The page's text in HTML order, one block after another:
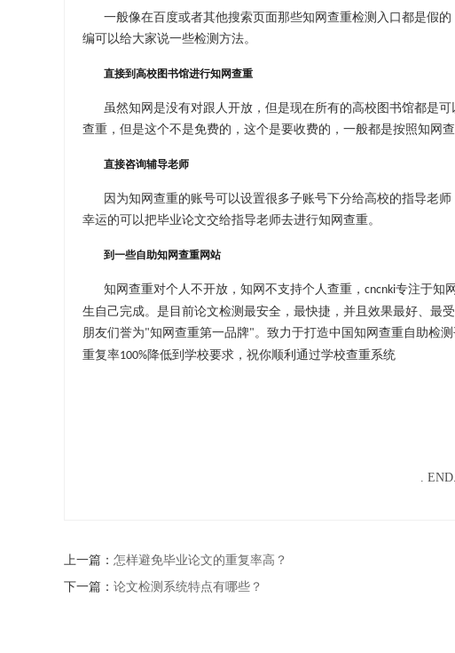
一般像在百度或者其他搜索页面那些知网查重检测入口都是假
编可以给大家说一些检测方法。
直接到高校图书馆进行知网查重
虽然知网是没有对跟人开放，但是现在所有的高校图书馆都是
查重，但是这个不是免费的，这个是要收费的，一般都是按照知网查
直接咨询辅导老师
因为知网查重的账号可以设置很多子账号下分给高校的指导老
幸运的可以把毕业论文交给指导老师去进行知网查重。
到一些自助知网查重网站
知网查重对个人不开放，知网不支持个人查重， cncnki专注于知
生自己完成。是目前论文检测最安全，最快捷，并且效果最好、最
朋友们誉为"知网查重第一品牌"。致力于打造中国知网查重自助检
重复率100%降低到学校要求，祝你顺利通过学校查重系统
. END.
上一篇： 怎样避免毕业论文的重复率高？
下一篇： 论文检测系统特点有哪些？